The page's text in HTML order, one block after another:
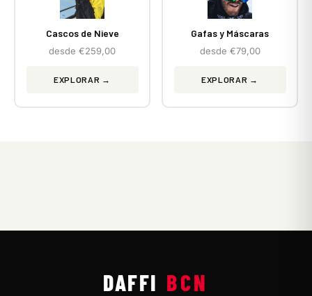
Cascos de Nieve
desde €259,00
EXPLORAR →
Gafas y Máscaras
desde €79,00
EXPLORAR →
DAFFI BCN